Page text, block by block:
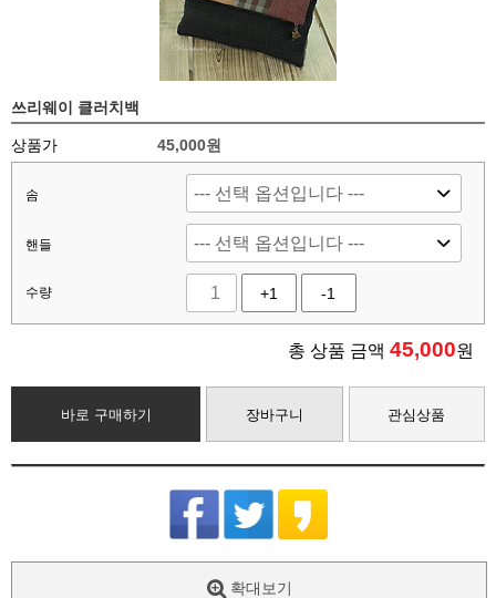
쓰리웨이 클러치백
상품가 45,000원
솜
핸들
수량 +1 -1
총 상품 금액 45,000원
바로 구매하기 장바구니 관심상품
확대보기